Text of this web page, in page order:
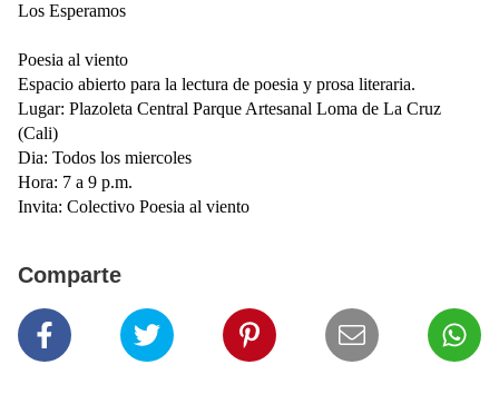
Los Esperamos
Poesia al viento
Espacio abierto para la lectura de poesia y prosa literaria.
Lugar: Plazoleta Central Parque Artesanal Loma de La Cruz
(Cali)
Dia: Todos los miercoles
Hora: 7 a 9 p.m.
Invita: Colectivo Poesia al viento
Comparte